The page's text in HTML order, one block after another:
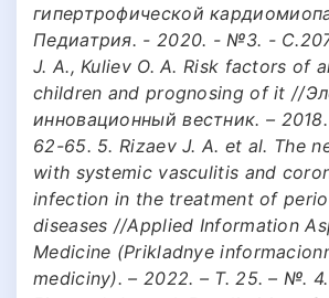
гипертрофической
Педиатрия. - 2020. - №3. -
J. A., Kuliev O. A. Risk factors of
children and prognosing of it //
инновационный вестник. –
62-65. 5. Rizaev J. A. et al. The
with systemic vasculitis and
infection in the treatment of
diseases //Applied Information
Medicine (Prikladnye
mediciny). – 2022. – Т. 25. – №.